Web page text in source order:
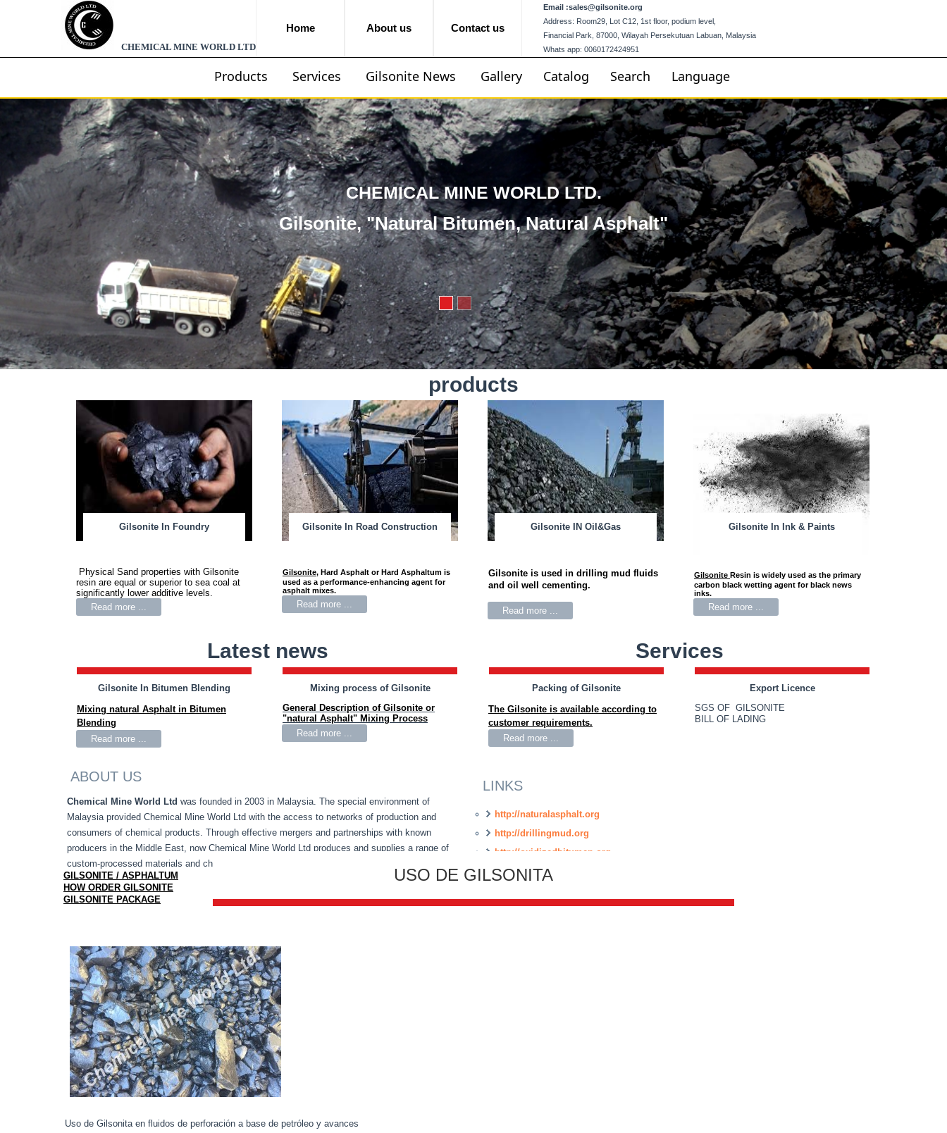
CHEMICAL MINE WORLD LTD
Home About us Contact us
Email :sales@gilsonite.org
Address: Room29, Lot C12, 1st floor, podium level,
Financial Park, 87000, Wilayah Persekutuan Labuan, Malaysia
Whats app: 0060172424951
Products Services Gilsonite News Gallery Catalog Search Language
CHEMICAL MINE WORLD LTD.
Gilsonite, "Natural Bitumen, Natural Asphalt"
products
Gilsonite In Foundry
Physical Sand properties with Gilsonite
resin are equal or superior to sea coal at
significantly lower additive levels.
Read more ...
Gilsonite In Road Construction
Gilsonite, Hard Asphalt or Hard Asphaltum is
used as a performance-enhancing agent for
asphalt mixes.
Read more ...
Gilsonite IN Oil&Gas
Gilsonite is used in drilling mud fluids
and oil well cementing.
Read more ...
Gilsonite In Ink & Paints
Gilsonite Resin is widely used as the primary
carbon black wetting agent for black news
inks.
Read more ...
Latest news
Gilsonite In Bitumen Blending
Mixing natural Asphalt in Bitumen
Blending
Read more ...
Mixing process of Gilsonite
General Description of Gilsonite or
"natural Asphalt" Mixing Process
Read more ...
Services
Packing of Gilsonite
The Gilsonite is available according to
customer requirements.
Read more ...
Export Licence
SGS OF GILSONITE
BILL OF LADING
ABOUT US
Chemical Mine World Ltd was founded in 2003 in Malaysia. The special environment of
Malaysia provided Chemical Mine World Ltd with the access to networks of production and
consumers of chemical products. Through effective mergers and partnerships with known
producers in the Middle East, now Chemical Mine World Ltd produces and supplies a range of
custom-processed materials and chemicals essential to drilling and asphalt operations.
GILSONITE / ASPHALTUM
HOW ORDER GILSONITE
GILSONITE PACKAGE
LINKS
http://naturalasphalt.org
http://drillingmud.org
http://oxidizedbitumen.org
http://www.bitumenmembrane.org
USO DE GILSONITA
Uso de Gilsonita en fluidos de perforación a base de petróleo y avances